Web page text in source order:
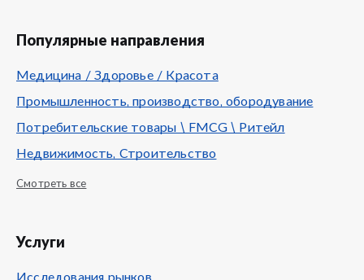
Популярные направления
Медицина / Здоровье / Красота
Промышленность, производство, обородувание
Потребительские товары \ FMCG \ Ритейл
Недвижимость, Строительство
Смотреть все
Услуги